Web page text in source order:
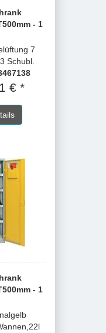
- 1
7
Schubl.
€ *
- 1